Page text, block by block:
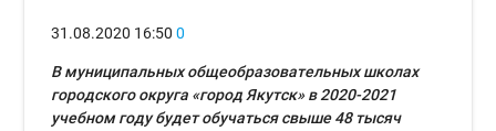
31.08.2020 16:50 0
В муниципальных общеобразовательных школах
городского округа «город Якутск» в 2020-2021
учебном году будет обучаться свыше 48 тысяч